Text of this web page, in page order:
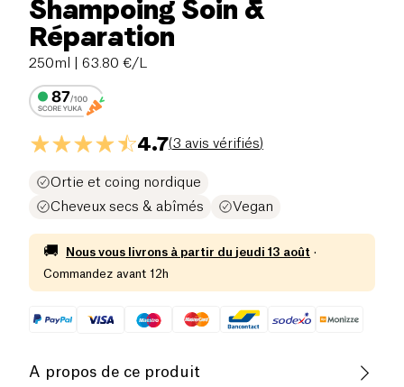
Shampoing Soin &
Réparation
250ml | 63.80 €/L
4.7(3 avis vérifiés)
Ortie et coing nordique
Cheveux secs & abîmés
Vegan
🚚 Nous vous livrons à partir du jeudi 13 août ·
Commandez avant 12h
A propos de ce produit